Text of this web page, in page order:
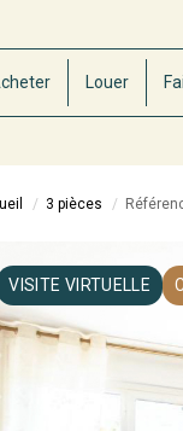
Louer
3 pièces
VISITE VIRTUELLE